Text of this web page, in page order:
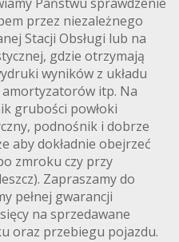
przez niezależnego
Stacji Obsługi lub na
gdzie otrzymają
wyników z układu
itp. Na
grubości powłoki
podnośnik i dobrze
aby dokładnie obejrzeć
zmroku czy przy
Zapraszamy do
pełnej gwarancji
na sprzedawane
oraz przebiegu pojazdu.